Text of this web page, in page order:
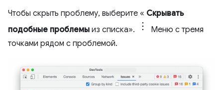
Чтобы скрыть проблему, выберите « Скрывать
подобные проблемы из списка».
Меню с тремя
точками рядом с проблемой.